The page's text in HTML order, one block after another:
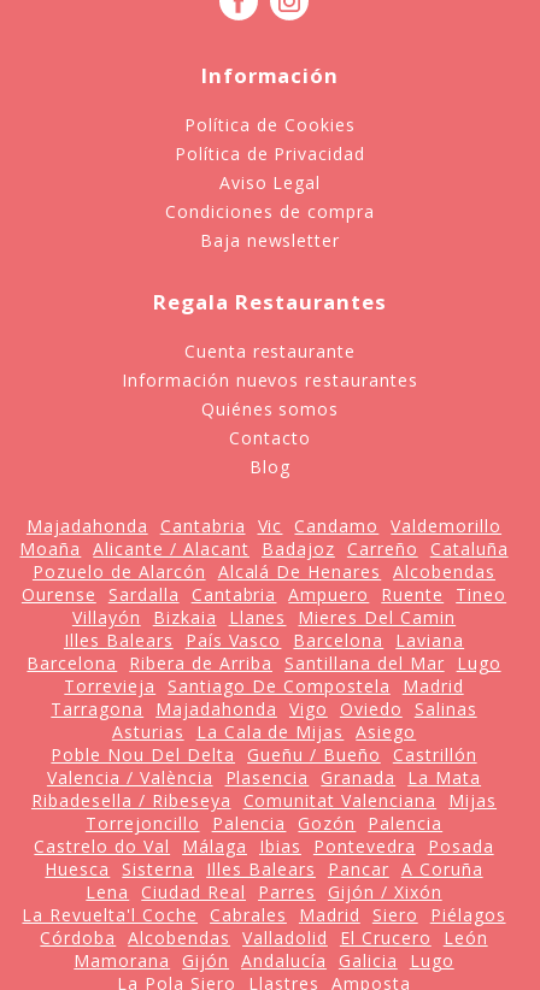
Información
Política de Cookies
Política de Privacidad
Aviso Legal
Condiciones de compra
Baja newsletter
Regala Restaurantes
Cuenta restaurante
Información nuevos restaurantes
Quiénes somos
Contacto
Blog
Majadahonda Cantabria Vic Candamo
Valdemorillo
Moaña
Alicante / Alacant Badajoz Carreño
Cataluña
Pozuelo de Alarcón
Alcalá De Henares
Alcobendas
Ourense
Sardalla Cantabria Ampuero Ruente
Tineo
Villayón
Bizkaia Llanes
Mieres Del Camin
Illes Balears
País Vasco Barcelona
Laviana
Barcelona
Ribera de Arriba Santillana del Mar
Lugo
Torrevieja
Santiago De Compostela
Madrid
Tarragona
Majadahonda Vigo Oviedo
Salinas
Asturias
La Cala de Mijas
Asiego
Poble Nou Del Delta
Gueñu / Bueño
Castrillón
Valencia / València
Plasencia Granada
La Mata
Ribadesella / Ribeseya
Comunitat Valenciana
Mijas
Torrejoncillo
Palencia Gozón
Palencia
Castrelo do Val
Málaga Ibias Pontevedra
Posada
Huesca
Sisterna Illes Balears Pancar A Coruña
Lena
Ciudad Real Parres
Gijón / Xixón
La Revuelta'l Coche
Cabrales Madrid Siero
Piélagos
Córdoba
Alcobendas Valladolid El Crucero
León
Mamorana
Gijón Andalucía Galicia
Lugo
La Pola Siero
Llastres
Amposta